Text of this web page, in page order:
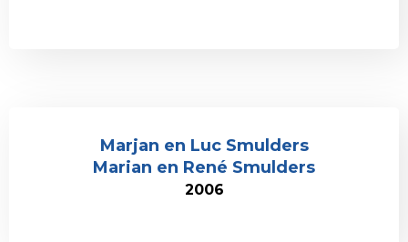
Marjan en Luc Smulders
Marian en René Smulders
2006